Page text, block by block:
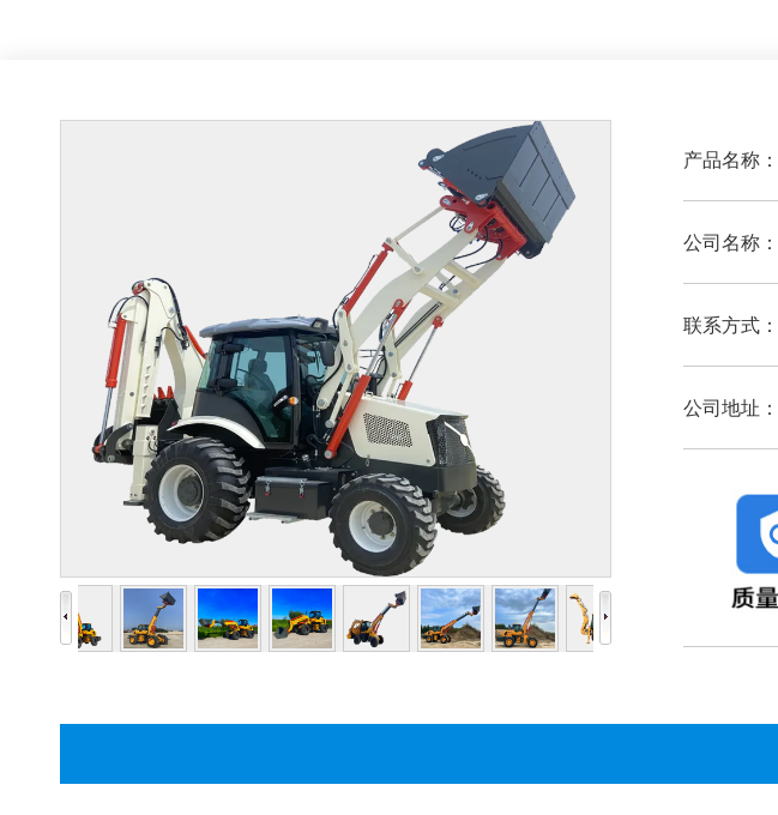
产品名称：
公司名称：
联系方式：
公司地址：